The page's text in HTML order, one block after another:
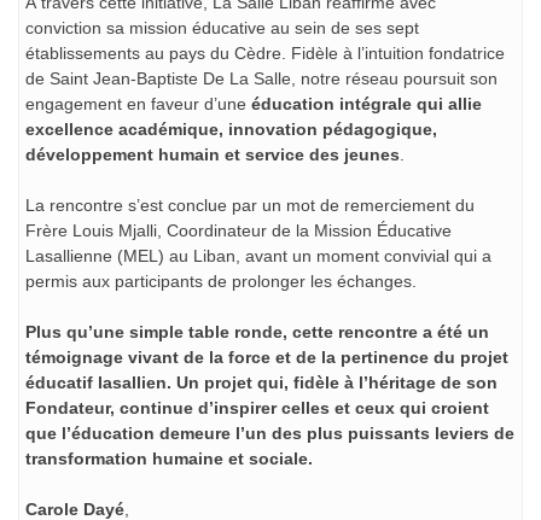
conviction sa mission éducative au sein de ses sept
établissements au pays du Cèdre. Fidèle à l’intuition fondatrice
de Saint Jean-Baptiste De La Salle, notre réseau poursuit son
engagement en faveur d’une éducation intégrale qui allie
excellence académique, innovation pédagogique,
développement humain et service des jeunes.
La rencontre s’est conclue par un mot de remerciement du
Frère Louis Mjalli, Coordinateur de la Mission Éducative
Lasallienne (MEL) au Liban, avant un moment convivial qui a
permis aux participants de prolonger les échanges.
Plus qu’une simple table ronde, cette rencontre a été un
témoignage vivant de la force et de la pertinence du projet
éducatif lasallien. Un projet qui, fidèle à l’héritage de son
Fondateur, continue d’inspirer celles et ceux qui croient
que l’éducation demeure l’un des plus puissants leviers de
transformation humaine et sociale.
Carole Dayé,